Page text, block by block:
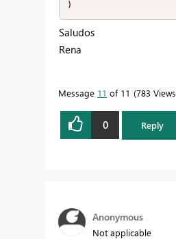
)
Saludos
Rena
Message 11 of 11 783 Views
0 Reply
Anonymous
Not applicable